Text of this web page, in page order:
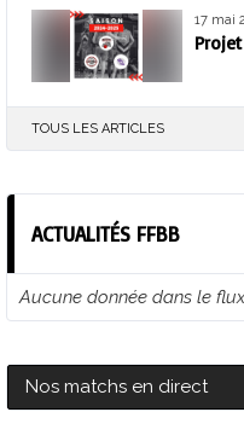
17 mai
TOUS LES ARTICLES
ACTUALITÉS FFBB
Aucune donnée dans le
Nos matchs en direct